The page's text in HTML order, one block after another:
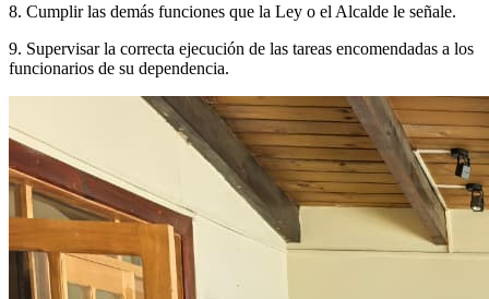
8. Cumplir las demás funciones que la Ley o el Alcalde le señale.
9. Supervisar la correcta ejecución de las tareas encomendadas a los
funcionarios de su dependencia.